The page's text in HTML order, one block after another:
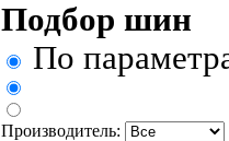
Подбор шин
По
Производитель: